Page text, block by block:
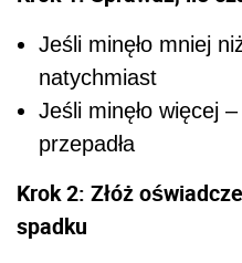
Jeśli minęło mniej
natychmiast
Jeśli minęło więcej
przepadła
Krok 2: Złóż
spadku